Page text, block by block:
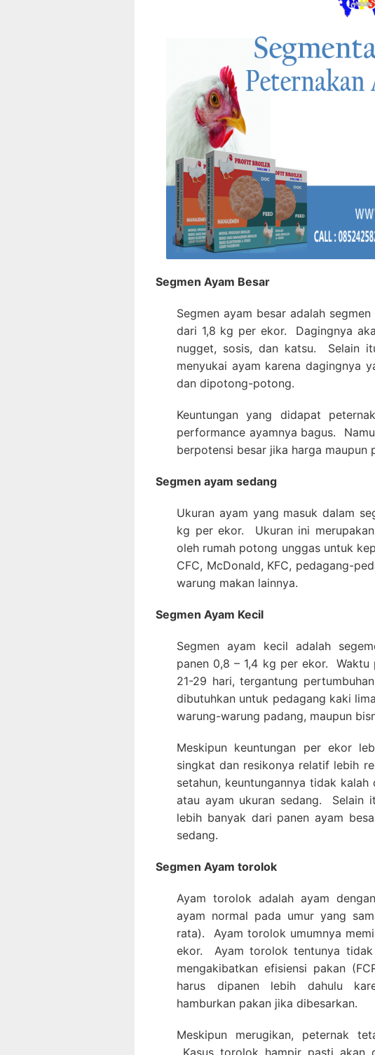
Segmen Ayam Besar
Segmen ayam besar adalah
dari 1,8 kg per ekor. Dagingnya
nugget, sosis, dan katsu. Selain
menyukai ayam karena dagingnya
dan dipotong-potong.
Keuntungan yang didapat
performance ayamnya bagus.
berpotensi besar jika harga maupun
Segmen ayam sedang
Ukuran ayam yang masuk dalam
kg per ekor. Ukuran ini
oleh rumah potong unggas untuk
CFC, McDonald, KFC, pedagang-
warung makan lainnya.
Segmen Ayam Kecil
Segmen ayam kecil adalah
panen 0,8 – 1,4 kg per ekor.
21-29 hari, tergantung
dibutuhkan untuk pedagang kaki
warung-warung padang, maupun
Meskipun keuntungan per ekor
singkat dan resikonya relatif lebih
setahun, keuntungannya tidak
atau ayam ukuran sedang. Selain
lebih banyak dari panen ayam
sedang.
Segmen Ayam torolok
Ayam torolok adalah ayam
ayam normal pada umur yang
rata). Ayam torolok umumnya
ekor. Ayam torolok tentunya tidak
mengakibatkan efisiensi pakan
harus dipanen lebih dahulu
hamburkan pakan jika dibesarkan.
Meskipun merugikan, peternak
Kasus torolok hampir pasti akan